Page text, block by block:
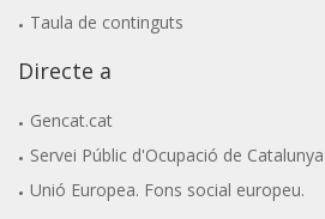
Taula de continguts
Directe a
Gencat.cat
Servei Públic d'Ocupació de Catalunya
Unió Europea. Fons social europeu.